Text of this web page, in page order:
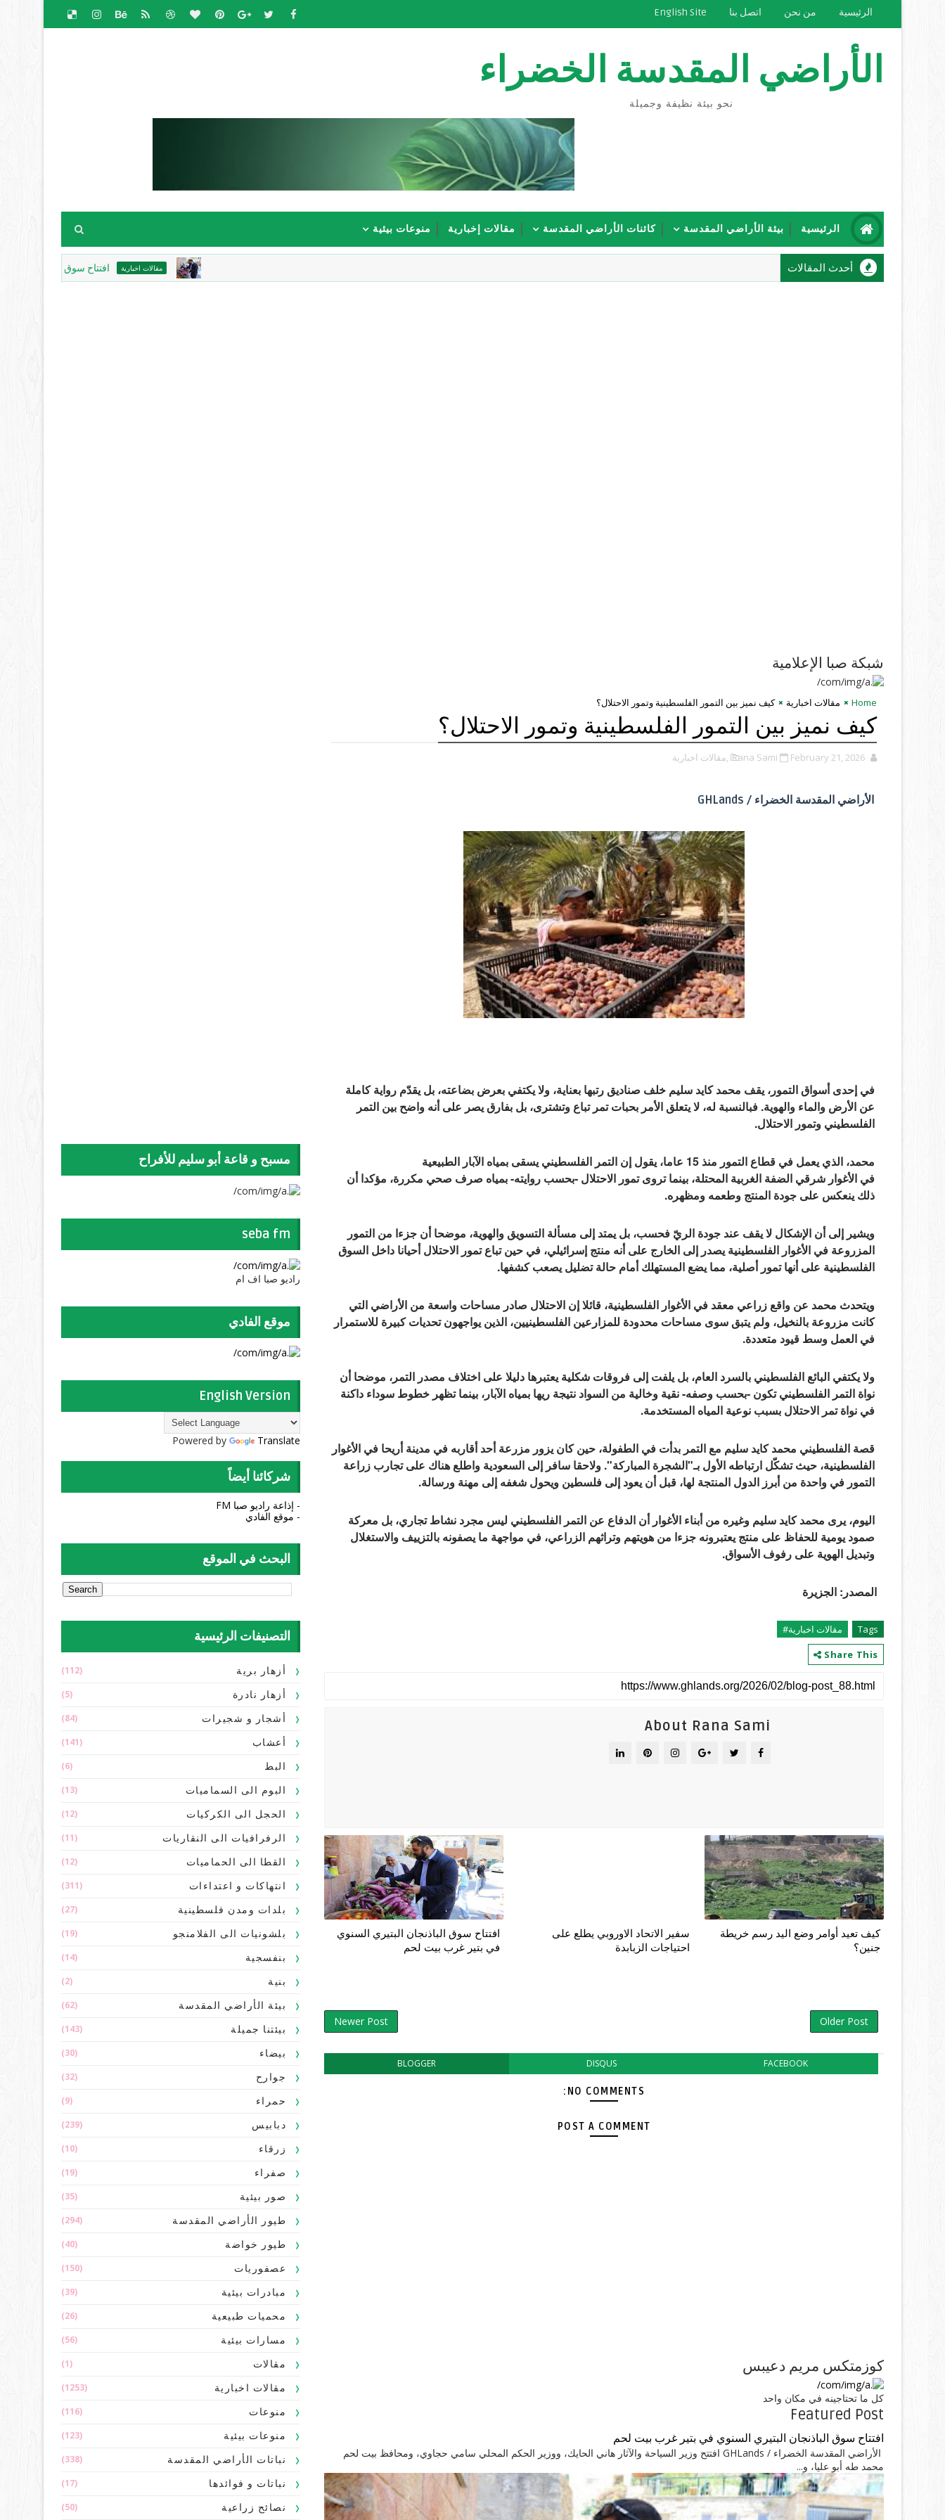
الرئيسية من نحن اتصل بنا English Site
الأراضي المقدسة الخضراء
نحو بيئة نظيفة وجميلة
الرئيسية بيئة الأراضي المقدسة كائنات الأراضي المقدسة مقالات إخبارية منوعات بيئية
أحدث المقالات مقالات اخبارية افتتاح سوق الباذنجان البتيري
شبكة صبا الإعلامية
Home مقالات اخبارية كيف نميز بين التمور الفلسطينية وتمور الاحتلال؟
كيف نميز بين التمور الفلسطينية وتمور الاحتلال؟
Rana Sami February 21, 2026 ,مقالات اخبارية
الأراضي المقدسة الخضراء / GHLands
في إحدى أسواق التمور، يقف محمد كايد سليم خلف صناديق رتبها بعناية، ولا يكتفي بعرض بضاعته، بل يقدّم رواية كاملة
عن الأرض والماء والهوية. فبالنسبة له، لا يتعلق الأمر بحبات تمر تباع وتشترى، بل بفارق يصر على أنه واضح بين التمر
الفلسطيني وتمور الاحتلال.
محمد، الذي يعمل في قطاع التمور منذ 15 عاما، يقول إن التمر الفلسطيني يسقى بمياه الآبار الطبيعية
في الأغوار شرقي الضفة الغربية المحتلة، بينما تروى تمور الاحتلال -بحسب روايته- بمياه صرف صحي مكررة، مؤكدا أن
ذلك ينعكس على جودة المنتج وطعمه ومظهره.
ويشير إلى أن الإشكال لا يقف عند جودة الريّ فحسب، بل يمتد إلى مسألة التسويق والهوية، موضحا أن جزءا من التمور
المزروعة في الأغوار الفلسطينية يصدر إلى الخارج على أنه منتج إسرائيلي، في حين تباع تمور الاحتلال أحيانا داخل السوق
الفلسطينية على أنها تمور أصلية، مما يضع المستهلك أمام حالة تضليل يصعب كشفها.
ويتحدث محمد عن واقع زراعي معقد في الأغوار الفلسطينية، قائلا إن الاحتلال صادر مساحات واسعة من الأراضي التي
كانت مزروعة بالنخيل، ولم يتبق سوى مساحات محدودة للمزارعين الفلسطينيين، الذين يواجهون تحديات كبيرة للاستمرار
في العمل وسط قيود متعددة.
ولا يكتفي البائع الفلسطيني بالسرد العام، بل يلفت إلى فروقات شكلية يعتبرها دليلا على اختلاف مصدر التمر، موضحا أن
نواة التمر الفلسطيني تكون -بحسب وصفه- نقية وخالية من السواد نتيجة ريها بمياه الآبار، بينما تظهر خطوط سوداء داكنة
في نواة تمر الاحتلال بسبب نوعية المياه المستخدمة.
قصة الفلسطيني محمد كايد سليم مع التمر بدأت في الطفولة، حين كان يزور مزرعة أحد أقاربه في مدينة أريحا في الأغوار
الفلسطينية، حيث تشكّل ارتباطه الأول بـ"الشجرة المباركة". ولاحقا سافر إلى السعودية واطلع هناك على تجارب زراعة
التمور في واحدة من أبرز الدول المنتجة لها، قبل أن يعود إلى فلسطين ويحول شغفه إلى مهنة ورسالة.
اليوم، يرى محمد كايد سليم وغيره من أبناء الأغوار أن الدفاع عن التمر الفلسطيني ليس مجرد نشاط تجاري، بل معركة
صمود يومية للحفاظ على منتج يعتبرونه جزءا من هويتهم وتراثهم الزراعي، في مواجهة ما يصفونه بالتزييف والاستغلال
وتبديل الهوية على رفوف الأسواق.
المصدر: الجزيرة
Tags
مقالات اخبارية#
Share This
About Rana Sami
افتتاح سوق الباذنجان البتيري السنوي
في بتير غرب بيت لحم
سفير الاتحاد الاوروبي يطلع على
احتياجات الزبابدة
كيف تعيد أوامر وضع اليد رسم خريطة
جنين؟
Newer Post Older Post
BLOGGER DISQUS FACEBOOK
NO COMMENTS:
POST A COMMENT
كوزمتكس مريم دعيبس
كل ما تحتاجينه في مكان واحد
Featured Post
افتتاح سوق الباذنجان البتيري السنوي في بتير غرب بيت لحم
الأراضي المقدسة الخضراء / GHLands افتتح وزير السياحة والآثار هاني الحايك، ووزير الحكم المحلي سامي حجاوي، ومحافظ بيت لحم
محمد طه أبو عليا، و...
مسبح و قاعة أبو سليم للأفراح
seba fm
راديو صبا اف ام
موقع الفادي
English Version
Powered by Translate
شركائنا أيضاً
- إذاعة راديو صبا FM
- موقع الفادي
البحث في الموقع
التصنيفات الرئيسية
أزهار برية (112)
أزهار نادرة (5)
أشجار و شجيرات (84)
أعشاب (141)
البط (6)
البوم الى السماميات (13)
الحجل الى الكركيات (12)
الرفرافيات الى النقاريات (11)
القطا الى الحماميات (12)
انتهاكات و اعتداءات (311)
بلدات ومدن فلسطينية (27)
بلشونيات الى الفلامنجو (19)
بنفسجية (14)
بنية (2)
بيئة الأراضي المقدسة (62)
بيئتنا جميلة (143)
بيضاء (30)
جوارح (32)
حمراء (9)
دبابيس (239)
زرقاء (10)
صفراء (19)
صور بيئية (35)
طيور الأراضي المقدسة (294)
طيور خواضة (40)
عصفوريات (150)
مبادرات بيئية (39)
محميات طبيعية (26)
مسارات بيئية (56)
مقالات (1)
مقالات اخبارية (1253)
منوعات (116)
منوعات بيئية (123)
نباتات الأراضي المقدسة (338)
نباتات و فوائدها (17)
نصائح زراعية (50)